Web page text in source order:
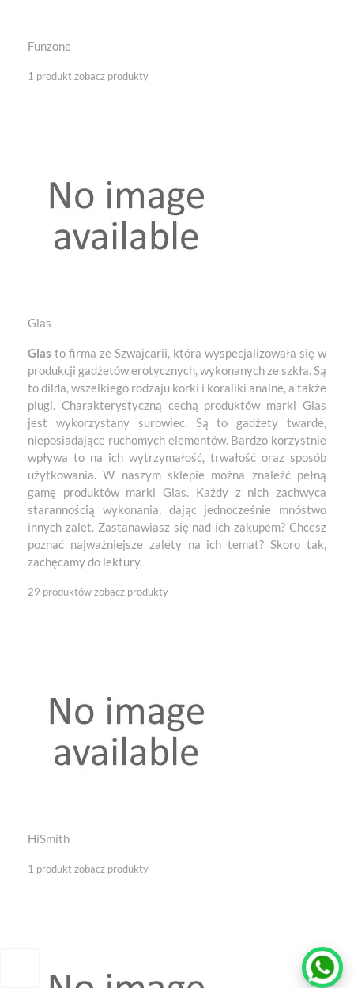
Funzone
1 produktzobacz produkty
Glas
Glas to firma ze Szwajcarii, która wyspecjalizowała się w
produkcji gadżetów erotycznych, wykonanych ze szkła. Są
to dilda, wszelkiego rodzaju korki i koraliki analne, a także
plugi. Charakterystyczną cechą produktów marki Glas
jest wykorzystany surowiec. Są to gadżety twarde,
nieposiadające ruchomych elementów. Bardzo korzystnie
wpływa to na ich wytrzymałość, trwałość oraz sposób
użytkowania. W naszym sklepie można znaleźć pełną
gamę produktów marki Glas. Każdy z nich zachwyca
starannością wykonania, dając jednocześnie mnóstwo
innych zalet. Zastanawiasz się nad ich zakupem? Chcesz
poznać najważniejsze zalety na ich temat? Skoro tak,
zachęcamy do lektury.
29 produktówzobacz produkty
HiSmith
1 produktzobacz produkty